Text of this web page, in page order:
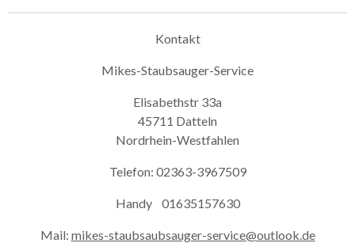
Kontakt
Mikes-Staubsauger-Service
Elisabethstr 33a
45711 Datteln
Nordrhein-Westfahlen
Telefon: 02363-3967509
Handy 01635157630
Mail: mikes-staubsaubsauger-service@outlook.de